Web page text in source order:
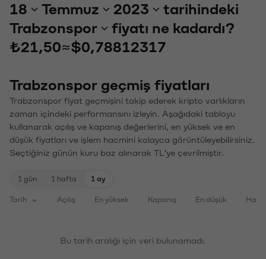
18 Temmuz 2023
tarihindeki
Trabzonspor
fiyatı ne kadardı?
₺21,50≈$0,78812317
Trabzonspor geçmiş fiyatları
Trabzonspor fiyat geçmişini takip ederek kripto varlıkların
zaman içindeki performansını izleyin. Aşağıdaki tabloyu
kullanarak açılış ve kapanış değerlerini, en yüksek ve en
düşük fiyatları ve işlem hacmini kolayca görüntüleyebilirsiniz.
Seçtiğiniz günün kuru baz alınarak TL'ye çevrilmiştir.
1 gün 1 hafta 1 ay
Tarih Açılış En yüksek Kapanış En düşük
Bu tarih aralığı için veri bulunamadı.